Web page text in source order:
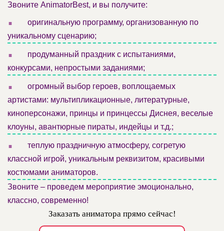
Звоните AnimatorBest, и вы получите:
.
оригинальную программу, организованную по
уникальному сценарию;
.
продуманный праздник с испытаниями,
конкурсами, непростыми заданиями;
.
огромный выбор героев, воплощаемых
артистами: мультипликационные, литературные,
киноперсонажи, принцы и принцессы Диснея, веселые
клоуны, авантюрные пираты, индейцы и т.д.;
.
теплую праздничную атмосферу, согретую
классной игрой, уникальным реквизитом, красивыми
костюмами аниматоров.
Звоните – проведем мероприятие эмоционально,
классно, современно!
Заказать аниматора прямо сейчас!